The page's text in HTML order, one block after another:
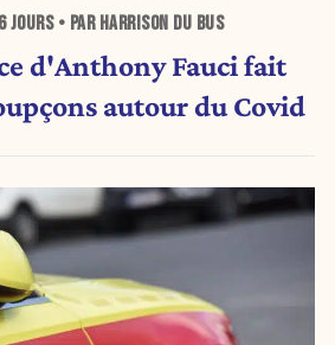
6 JOURS• PAR HARRISON DU BUS
d'Anthony Fauci fait
autour du Covid